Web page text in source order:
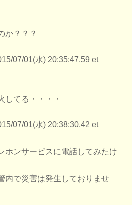
か？？？
07/01(水) 20:35:47.59 et
してる・・・・
07/01(水) 20:38:30.42 et
ホンサービスに電話してみたけ
内で災害は発生しておりませ